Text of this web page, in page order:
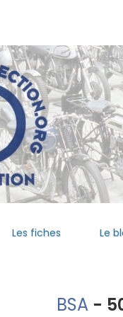
Les fiches Le
BSA-